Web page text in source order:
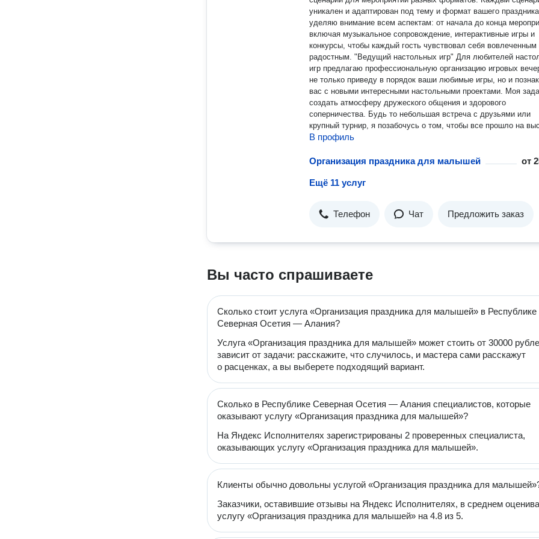
уникален и адаптирован под тему и формат вашего
уделяю внимание всем аспектам: от начала до конца
включая музыкальное сопровождение, интерактивные игры и
конкурсы, чтобы каждый гость чувствовал себя вовлеченным
радостным. "Ведущий настольных игр" Для любителей настольных
игр предлагаю профессиональную организацию игровых
не только приведу в порядок ваши любимые игры, но и
вас с новыми интересными настольными проектами. Моя
создать атмосферу дружеского общения и здорового
соперничества. Будь то небольшая встреча с друзьями или
крупный турнир, я позабочусь о том, чтобы все прошло на
уровне. Игры: Мафия, Бункер и т.д.
В профиль
Организация праздника для малышей от
Ещё 11 услуг
Телефон Чат Предложить заказ
Вы часто спрашиваете
Сколько стоит услуга «Организация праздника для малышей» в Республике
Северная Осетия — Алания?
Услуга «Организация праздника для малышей» может стоить от 30000
зависит от задачи: расскажите, что случилось, и мастера сами расскажут
о расценках, а вы выберете подходящий вариант.
Сколько в Республике Северная Осетия — Алания специалистов, которые
оказывают услугу «Организация праздника для малышей»?
На Яндекс Исполнителях зарегистрированы 2 проверенных специалиста,
оказывающих услугу «Организация праздника для малышей».
Клиенты обычно довольны услугой «Организация праздника для
Заказчики, оставившие отзывы на Яндекс Исполнителях, в среднем
услугу «Организация праздника для малышей» на 4.8 из 5.